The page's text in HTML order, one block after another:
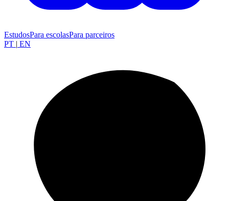
EstudosPara escolasPara parceiros
PT | EN